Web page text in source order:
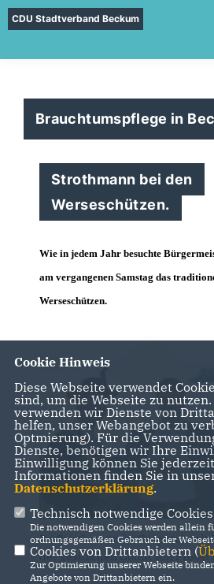
CDU Stadtverband Beckum
Brauchtumspflege in
Strothmann bei den
Werseschützen.
Wie in jedem Jahr besuchte
am vergangenen Samstag das
Werseschützen.
Dr, Strothmann im Gespräch mit
der gesitlichen Obhut von Probst
Cookie Hinweis
Diese Webseite verwendet
sind, um die Webseite zu
verwenden wir Dienste von
helfen, unser Webangebot zu
Optmierung). Für die
Dienste, benötigen wir Ihre
Einwilligung können Sie
Informationen finden Sie in
Datenschutzerklärung.
Technisch notwendige
Die notwendigen Cookies werden allein
ordnungsgemäßen Gebrauch der
Cookies von Drittanbietern (
Zur Optimierung unserer Webseite
Angebote von Drittanbietern ein.